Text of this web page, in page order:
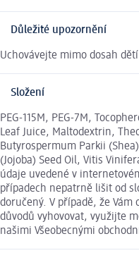
Důležité upozornění
Uchovávejte mimo dosah
Složení
PEG-115M, PEG-7M,
Leaf Juice, Maltodextrin,
Butyrospermum Parkii
(Jojoba) Seed Oil, Vitis
údaje uvedené v
případech nepatrně lišit od
doručený. V případě, že
důvodů vyhovovat, využijte
našimi Všeobecnými